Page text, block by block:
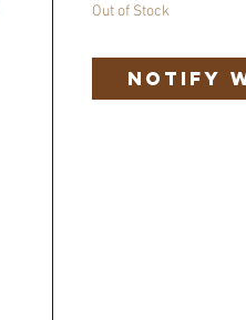
Out of Stock
Notify